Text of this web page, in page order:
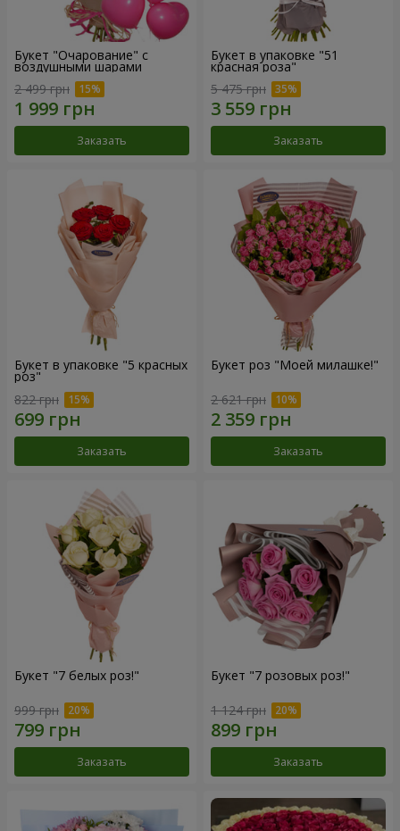
Букет "Очарование" с
воздушными шарами
2 499 грн
Заказать
Букет в упаковке "51
красная роза"
5 475 грн
Заказать
Букет в упаковке "5 красных
роз"
822 грн
Заказать
Букет роз "Моей милашке!"
2 621 грн
Заказать
Букет "7 белых роз!"
999 грн
Заказать
Букет "7 розовых роз!"
1 124 грн
Заказать